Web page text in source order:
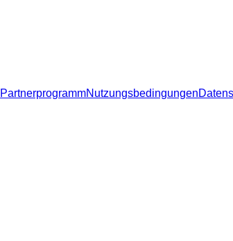
PartnerprogrammNutzungsbedingungen